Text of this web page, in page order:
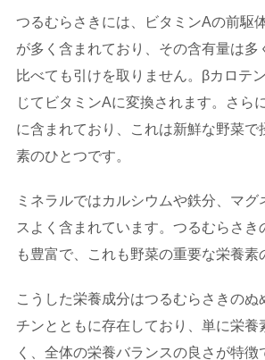
つるむらさきには、ビタミンAの前駆
が多く含まれており、その含有量は多
比べても引けを取りません。βカロテ
じてビタミンAに変換されます。さら
に含まれており、これは新鮮な野菜で
素のひとつです。
ミネラルではカルシウムや鉄分、マグ
スよく含まれています。つるむらさき
も豊富で、これも野菜の重要な栄養素
こうした栄養成分はつるむらさきのぬ
チンとともに存在しており、単に栄養
く、全体の栄養バランスの良さが特徴